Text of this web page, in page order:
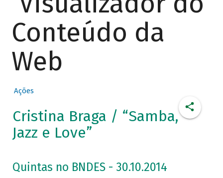
Conteúdo da
Web
Ações
Cristina Braga / “Samba,
Jazz e Love”
Quintas no BNDES - 30.10.2014